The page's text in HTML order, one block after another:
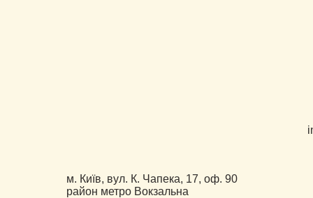
м. Київ, вул. К. Чапека, 17, оф. 90
район метро Вокзальна